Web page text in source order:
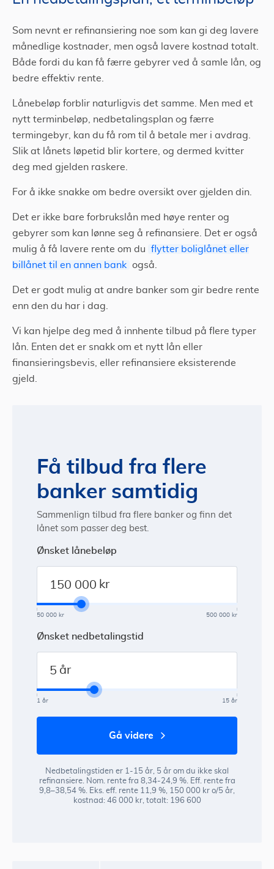
Som nevnt er refinansiering noe som kan gi deg lavere
månedlige kostnader, men også lavere kostnad totalt.
Både fordi du kan få færre gebyrer ved å samle lån, og
bedre effektiv rente.
Lånebeløp forblir naturligvis det samme. Men med et
nytt terminbeløp, nedbetalingsplan og færre
termingebyr, kan du få rom til å betale mer i avdrag.
Slik at lånets løpetid blir kortere, og dermed kvitter
deg med gjelden raskere.
For å ikke snakke om bedre oversikt over gjelden din.
Det er ikke bare forbrukslån med høye renter og
gebyrer som kan lønne seg å refinansiere. Det er også
mulig å få lavere rente om du
flytter boliglånet eller
billånet til en annen bank også.
Det er godt mulig at andre banker som gir bedre rente
enn den du har i dag.
Vi kan hjelpe deg med å innhente tilbud på flere typer
lån. Enten det er snakk om et nytt lån eller
finansieringsbevis, eller refinansiere eksisterende
gjeld.
Få tilbud fra flere
banker samtidig
Sammenlign tilbud fra flere banker og finn det
lånet som passer deg best.
Ønsket lånebeløp
kr
500 000 kr
50 000 kr
Ønsket nedbetalingstid
år
15 år
1 år
gå videre
Nedbetalingstiden er 1-15 år, 5 år om du ikke skal
refinansiere. Nom. rente fra 8,34-24,9 %. Eff. rente fra
9,8–38,54 %. Eks. eff. rente 11,9 %, 150 000 kr o/5 år,
kostnad: 46 000 kr, totalt: 196 600